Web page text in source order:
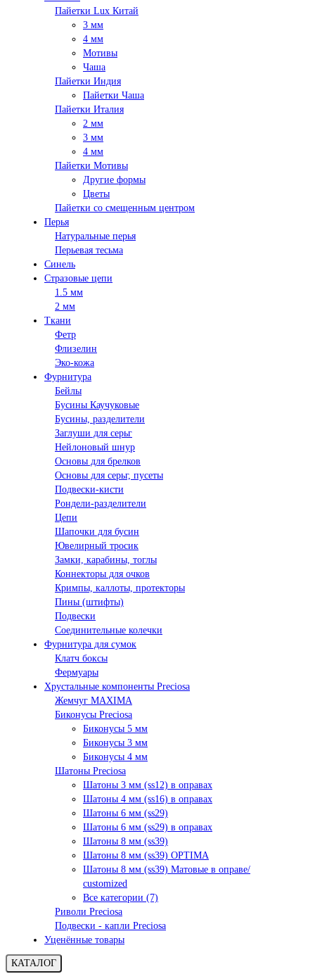
Пайетки Lux Китай
3 мм
4 мм
Мотивы
Чаша
Пайетки Индия
Пайетки Чаша
Пайетки Италия
2 мм
3 мм
4 мм
Пайетки Мотивы
Другие формы
Цветы
Пайетки со смещенным центром
Перья
Натуральные перья
Перьевая тесьма
Синель
Стразовые цепи
1.5 мм
2 мм
Ткани
Фетр
Флизелин
Эко-кожа
Фурнитура
Бейлы
Бусины Каучуковые
Бусины, разделители
Заглуши для серьг
Нейлоновый шнур
Основы для брелков
Основы для серьг, пусеты
Подвески-кисти
Рондели-разделители
Цепи
Шапочки для бусин
Ювелирный тросик
Замки, карабины, тоглы
Коннекторы для очков
Кримпы, каллоты, протекторы
Пины (штифты)
Подвески
Соединительные колечки
Фурнитура для сумок
Клатч боксы
Фермуары
Хрустальные компоненты Preciosa
Жемчуг MAXIMA
Биконусы Preciosa
Биконусы 5 мм
Биконусы 3 мм
Биконусы 4 мм
Шатоны Preciosa
Шатоны 3 мм (ss12) в оправах
Шатоны 4 мм (ss16) в оправах
Шатоны 6 мм (ss29)
Шатоны 6 мм (ss29) в оправах
Шатоны 8 мм (ss39)
Шатоны 8 мм (ss39) OPTIMA
Шатоны 8 мм (ss39) Матовые в оправе/
customized
Все категории (7)
Риволи Preciosa
Подвески - капли Preciosa
Уценённые товары
КАТАЛОГ